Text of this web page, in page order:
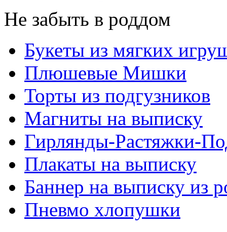
Не забыть в роддом
Букеты из мягких
Плюшевые Мишки
Торты из подгузников
Магниты на выписку
Гирлянды-Растяжки-
Плакаты на выписку
Баннер на выписку из
Пневмо хлопушки